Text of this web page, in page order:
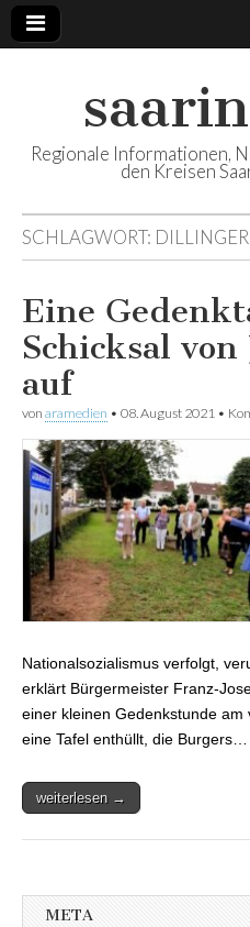
Regionale Informationen,
den Kreisen
SCHLAGWORT:
Eine
Schicksal
auf
von aramedien • 08. August 2021 •
Nationalsozialismus verfolgt,
erklärt Bürgermeister Franz-
einer kleinen Gedenkstunde
eine Tafel enthüllt, die Burgers…
weiterlesen →
META